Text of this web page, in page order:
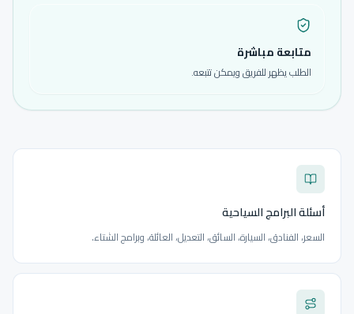
متابعة مباشرة
الطلب يظهر للفريق ويمكن تتبعه.
أسئلة البرامج السياحية
السعر، الفنادق، السيارة، السائق، التعديل، العائلة، وبرامج الشتاء.